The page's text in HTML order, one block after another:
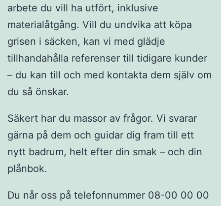
arbete du vill ha utfört, inklusive
materialåtgång. Vill du undvika att köpa
grisen i säcken, kan vi med glädje
tillhandahålla referenser till tidigare kunder
– du kan till och med kontakta dem själv om
du så önskar.
Säkert har du massor av frågor. Vi svarar
gärna på dem och guidar dig fram till ett
nytt badrum, helt efter din smak – och din
plånbok.
Du når oss på telefonnummer 08-00 00 00